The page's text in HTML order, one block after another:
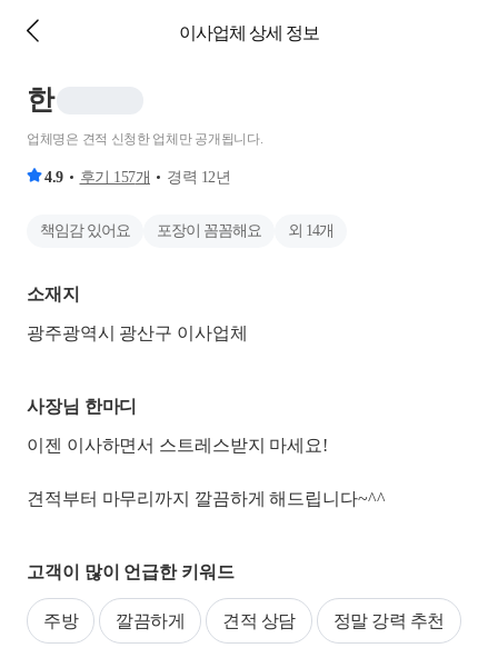
이사업체 상세 정보
한
업체명은 견적 신청한 업체만 공개됩니다.
4.9 후기 157개 경력 12년
책임감 있어요 포장이 꼼꼼해요 외 14개
소재지
광주광역시 광산구 이사업체
사장님 한마디
이젠 이사하면서 스트레스받지 마세요!
견적부터 마무리까지 깔끔하게 해드립니다~^^
고객이 많이 언급한 키워드
주방 깔끔하게 견적 상담 정말 강력 추천